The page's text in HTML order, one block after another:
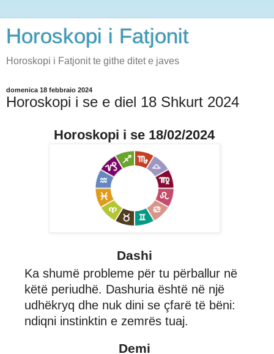
Horoskopi i Fatjonit
Horoskopi i Fatjonit te githe ditet e javes
domenica 18 febbraio 2024
Horoskopi i se e diel 18 Shkurt 2024
Horoskopi i se 18/02/2024
Dashi
Ka shumë probleme për tu përballur në
këtë periudhë. Dashuria është në një
udhëkryq dhe nuk dini se çfarë të bëni:
ndiqni instinktin e zemrës tuaj.
Demi